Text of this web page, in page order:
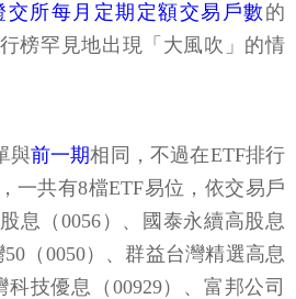
交所每月定期定額交易戶數 的
榜罕見地出現「大風吹」的情
與前一期相同，不過在ETF排行
一共有8檔ETF易位，依交易戶
息（0056）、國泰永續高股息
50（0050）、群益台灣精選高息
科技優息（00929）、富邦公司